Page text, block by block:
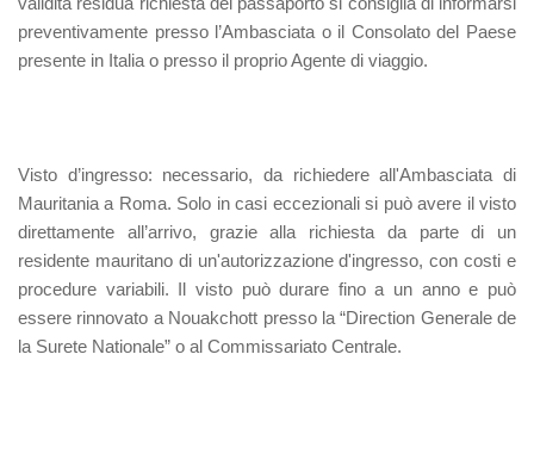
preventivamente presso l’Ambasciata o il Consolato del Paese
presente in Italia o presso il proprio Agente di viaggio.
Visto d’ingresso: necessario, da richiedere all'Ambasciata di
Mauritania a Roma. Solo in casi eccezionali si può avere il visto
direttamente all’arrivo, grazie alla richiesta da parte di un
residente mauritano di un'autorizzazione d'ingresso, con costi e
procedure variabili. Il visto può durare fino a un anno e può
essere rinnovato a Nouakchott presso la “Direction Generale de
la Surete Nationale” o al Commissariato Centrale.